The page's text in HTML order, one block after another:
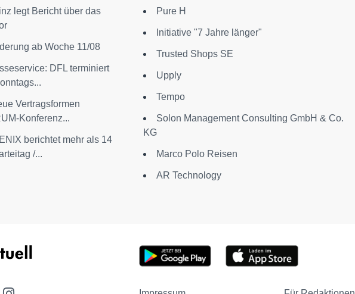
legt Bericht über das
ab Woche 11/08
DFL terminiert
Vertragsformen
Konferenz...
berichtet mehr als 14
/...
Pure H
Initiative "7 Jahre länger"
Trusted Shops SE
Upply
Tempo
Solon Management Consulting GmbH & Co.
KG
Marco Polo Reisen
AR Technology